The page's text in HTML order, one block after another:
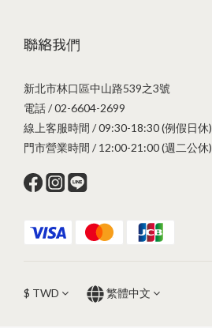
聯絡我們
新北市林口區中山路539之3號
電話 / 02-6604-2699
線上客服時間 / 09:30-18:30 (例假日休)
門市營業時間 / 12:00-21:00 (週二公休)
$ TWD 繁體中文